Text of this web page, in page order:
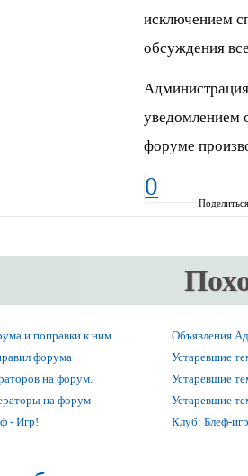
исключением
обсуждения
уведомлением
форуме
0
и поправки к ним
Объявления
форума
Устаревшие
на форум.
Устаревшие
на форум
Устаревшие
- Игр!
Клуб: Блеф-